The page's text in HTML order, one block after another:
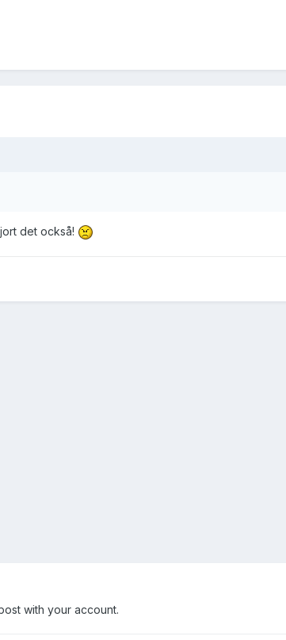
det också!
with your account.